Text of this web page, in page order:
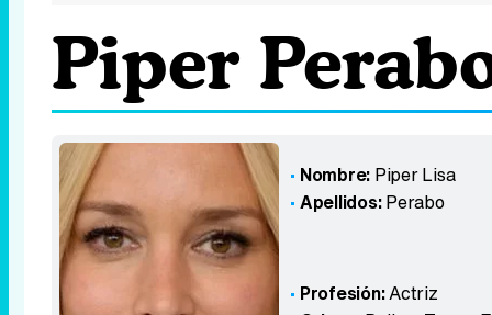
Piper
Nombre: Piper Lisa
Apellidos:Perabo
Profesión:Actriz